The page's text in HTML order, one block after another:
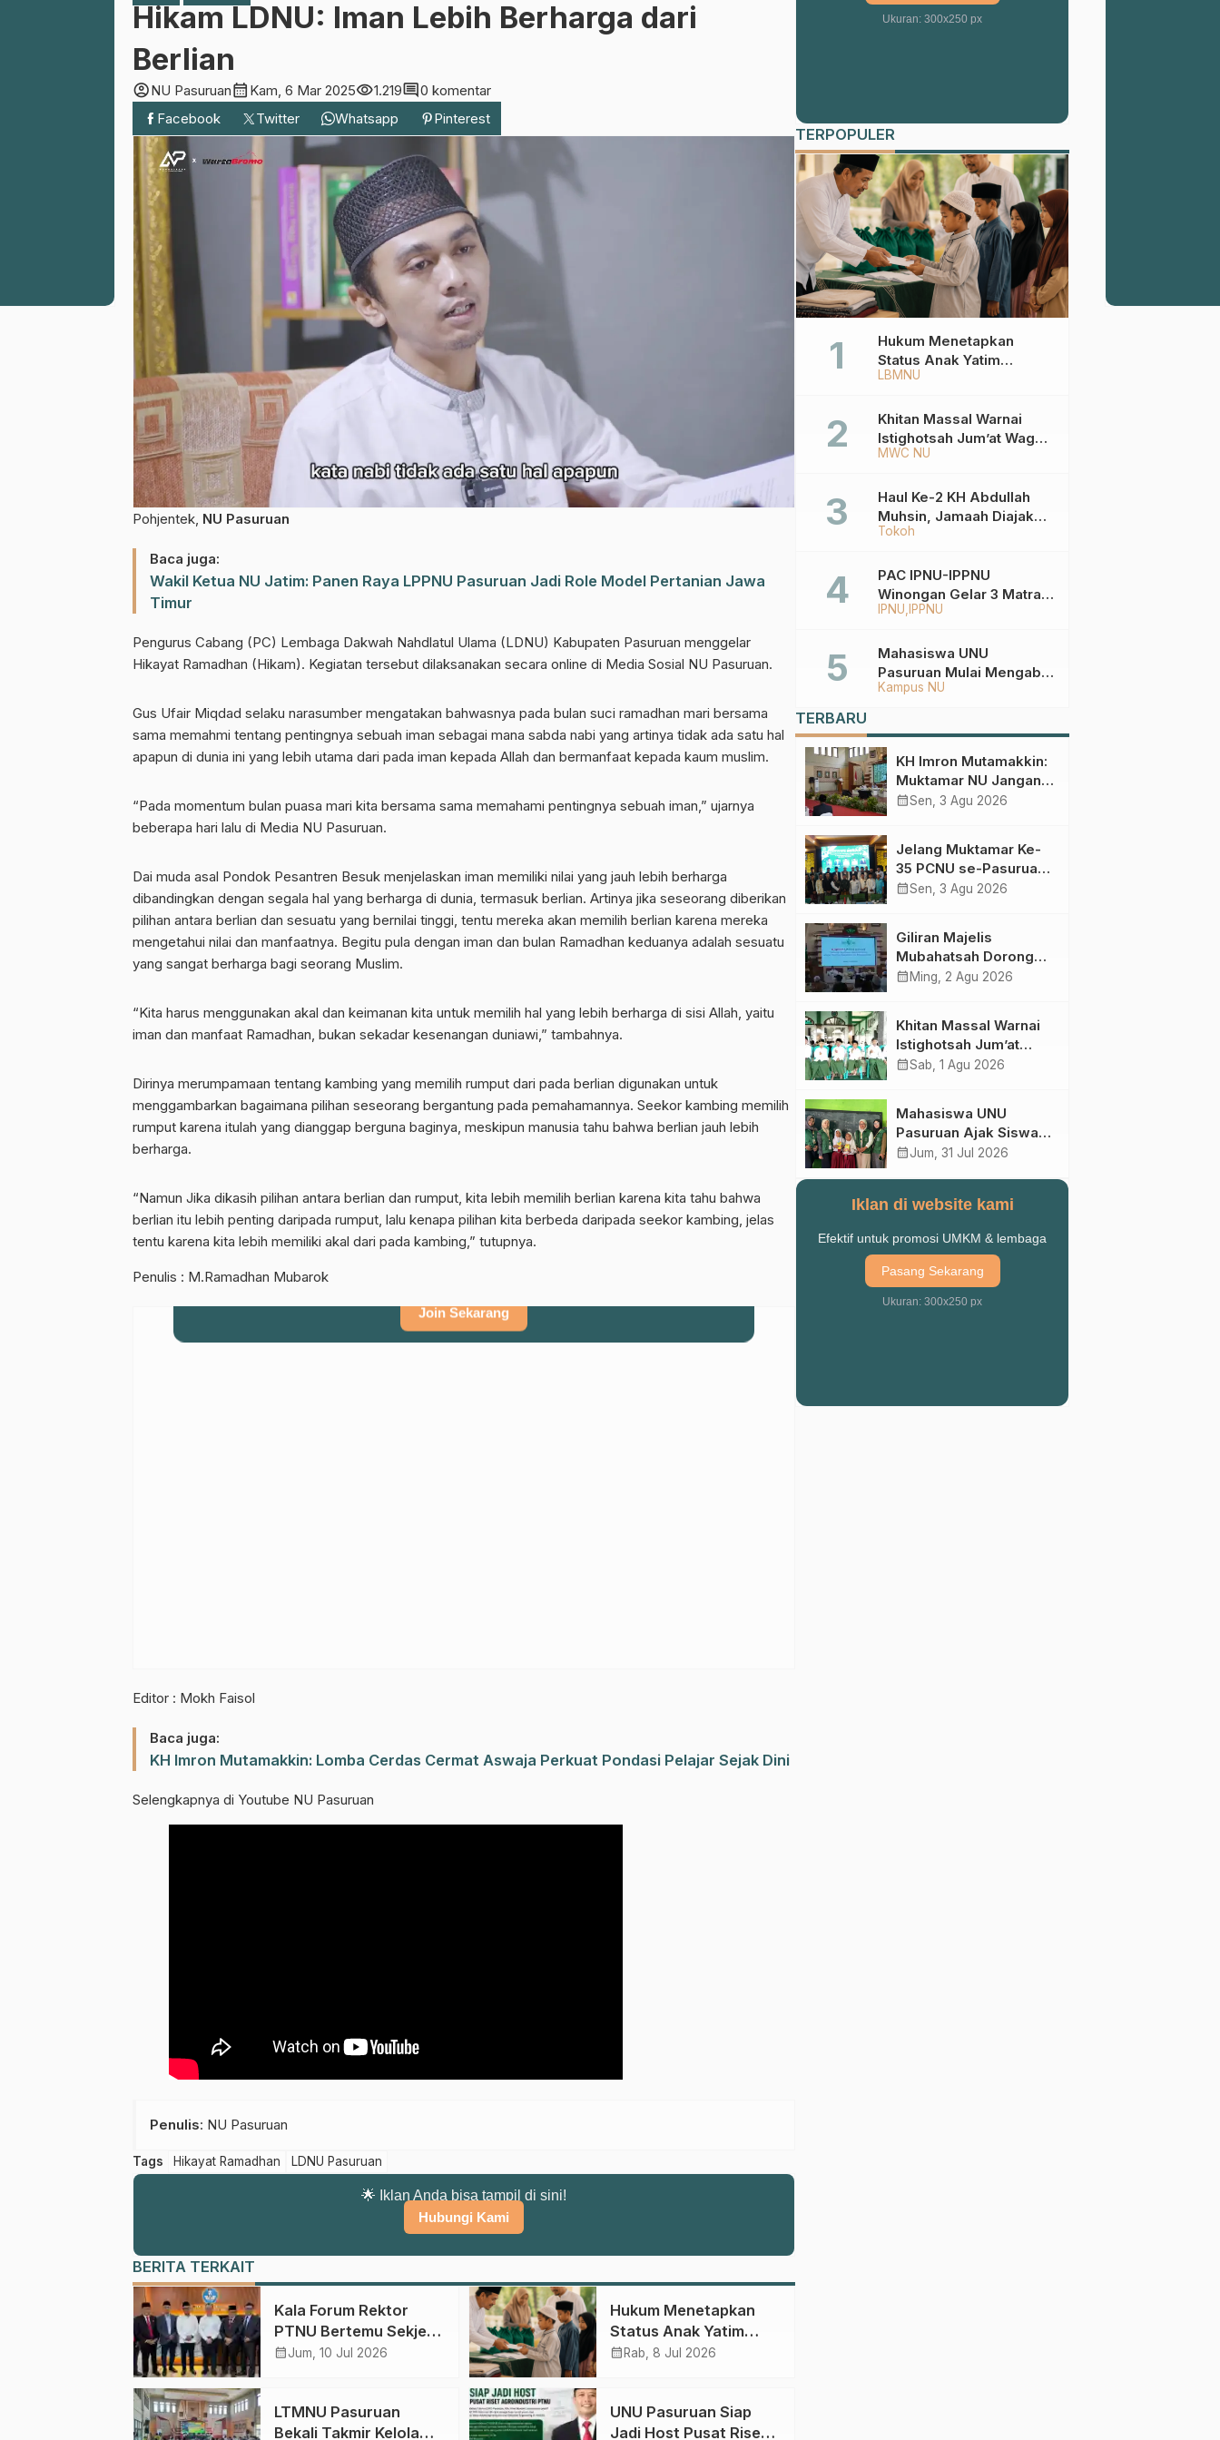
Hikam LDNU: Iman Lebih Berharga dari
Berlian
account_circleNU Pasuruancalendar_month Kam, 6 Mar 2025visibility1.219comment0 komentar
Facebook
Twitter Whatsapp Pinterest
Pohjentek, NU Pasuruan
Baca juga:
Wakil Ketua NU Jatim: Panen Raya LPPNU Pasuruan Jadi Role Model Pertanian Jawa
Timur
Pengurus Cabang (PC) Lembaga Dakwah Nahdlatul Ulama (LDNU) Kabupaten Pasuruan menggelar
Hikayat Ramadhan (Hikam). Kegiatan tersebut dilaksanakan secara online di Media Sosial NU Pasuruan.
Gus Ufair Miqdad selaku narasumber mengatakan bahwasnya pada bulan suci ramadhan mari bersama
sama memahmi tentang pentingnya sebuah iman sebagai mana sabda nabi yang artinya tidak ada satu hal
apapun di dunia ini yang lebih utama dari pada iman kepada Allah dan bermanfaat kepada kaum muslim.
“Pada momentum bulan puasa mari kita bersama sama memahami pentingnya sebuah iman,” ujarnya
beberapa hari lalu di Media NU Pasuruan.
Dai muda asal Pondok Pesantren Besuk menjelaskan iman memiliki nilai yang jauh lebih berharga
dibandingkan dengan segala hal yang berharga di dunia, termasuk berlian. Artinya jika seseorang diberikan
pilihan antara berlian dan sesuatu yang bernilai tinggi, tentu mereka akan memilih berlian karena mereka
mengetahui nilai dan manfaatnya. Begitu pula dengan iman dan bulan Ramadhan keduanya adalah sesuatu
yang sangat berharga bagi seorang Muslim.
“Kita harus menggunakan akal dan keimanan kita untuk memilih hal yang lebih berharga di sisi Allah, yaitu
iman dan manfaat Ramadhan, bukan sekadar kesenangan duniawi,” tambahnya.
Dirinya merumpamaan tentang kambing yang memilih rumput dari pada berlian digunakan untuk
menggambarkan bagaimana pilihan seseorang bergantung pada pemahamannya. Seekor kambing memilih
rumput karena itulah yang dianggap berguna baginya, meskipun manusia tahu bahwa berlian jauh lebih
berharga.
“Namun Jika dikasih pilihan antara berlian dan rumput, kita lebih memilih berlian karena kita tahu bahwa
berlian itu lebih penting daripada rumput, lalu kenapa pilihan kita berbeda daripada seekor kambing, jelas
tentu karena kita lebih memiliki akal dari pada kambing,” tutupnya.
Penulis : M.Ramadhan Mubarok
Gabung Channel WhatsApp NU Pasuruan
Dapatkan info kegiatan, kajian, dan berita terbaru langsung dari sumber resmi NU Pasuruan.
Join Sekarang
Editor : Mokh Faisol
Baca juga:
KH Imron Mutamakkin: Lomba Cerdas Cermat Aswaja Perkuat Pondasi Pelajar Sejak Dini
Selengkapnya di Youtube NU Pasuruan
Penulis: NU Pasuruan
Tags Hikayat Ramadhan LDNU Pasuruan
🌟 Iklan Anda bisa tampil di sini!
Hubungi Kami
BERITA TERKAIT
Kala Forum Rektor
PTNU Bertemu Sekjen
Kemendiktisaintek:
Mimpi PTNU Mendunia
calendar_monthJum, 10 Jul 2026
Hukum Menetapkan
Status Anak Yatim
Berdasarkan KK,
calendar_month Rab, 8 Jul 2026
LTMNU Pasuruan
Bekali Takmir Kelola
UNU Pasuruan Siap
Jadi Host Pusat Riset
Ukuran: 300x250 px
TERPOPULER
LBMNU
Hukum Menetapkan
Status Anak Yatim
Berdasarkan KK,
Ketentuannya?
MWC NU
Khitan Massal Warnai
Istighotsah Jum’at Wage
MWCNU Sukorejo
Tokoh
Haul Ke-2 KH Abdullah
Muhsin, Jamaah Diajak
Meneladani
IPNU IPPNU
PAC IPNU-IPPNU
Winongan Gelar 3 Matra
di MA Ma’arif An-Nur
Kampus NU
Mahasiswa UNU
Pasuruan Mulai Mengabdi
di Wonokerto dan Oro-
TERBARU
KH Imron Mutamakkin:
Muktamar NU Jangan
Terjebak pada
calendar_monthSen, 3 Agu 2026
Jelang Muktamar Ke-
35 PCNU se-Pasuruan
Raya Rumuskan
Abad Kedua
calendar_monthSen, 3 Agu 2026
Giliran Majelis
Mubahatsah Dorong
Gagasan Pelembagaan
calendar_month Ming, 2 Agu 2026
Khitan Massal Warnai
Istighotsah Jum’at
Wage MWCNU
calendar_monthSab, 1 Agu 2026
Mahasiswa UNU
Pasuruan Ajak Siswa
SD Al Maksum
calendar_monthJum, 31 Jul 2026
Iklan di website kami
Efektif untuk promosi UMKM & lembaga
Pasang Sekarang
Ukuran: 300x250 px